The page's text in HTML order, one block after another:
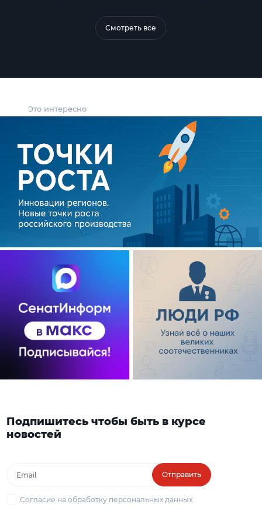
Это интересно
Смотреть все
Подпишитесь чтобы быть в курсе
новостей
Отправить
Согласие на обработку персональных данных